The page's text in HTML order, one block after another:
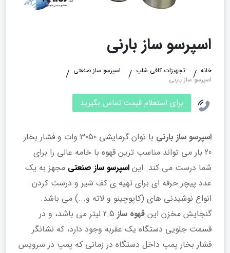
اسپرسو ساز بارنی
خانه تجهیزات کافی شاپ
اسپرسو ساز صنعتی
اسپرسو ساز بارنی
برای استعلام قیمت تماس بگیرید
اسپرسو ساز بارنی
با توان گرمایشی 3050 وات و فشار بخار
20 بار می‌ تواند مناسب‌ ترین قهوه با خامه عالی را برای
شما درست می کند. این اسپرسو ساز صنعتی مجهز به یک
عدد پیچر حرفه‌ ای برای تهیه ی کف شیر و درست کردن
انواع نوشیدنی‌ های (کاپوچینو و لاته و...) می‌ باشد.
گنجایش مخزن این قهوه ساز
2.5 لیتر می‌ باشد، و در
قسمت جلویی دستگاه یک عقربه وجود دارد، که نشانگر
فشار بخار پمپ داخل دستگاه در زمانی که پمپ در سرویس